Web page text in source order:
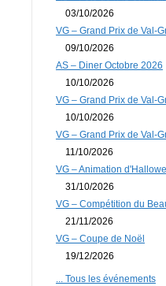
03/10/2026
VG – Grand Prix de Val-
09/10/2026
AS – Diner Octobre 2026
10/10/2026
VG – Grand Prix de Val-
10/10/2026
VG – Grand Prix de Val-
11/10/2026
VG – Animation
31/10/2026
VG – Compétition du
21/11/2026
VG – Coupe de Noël
19/12/2026
... Tous les événements